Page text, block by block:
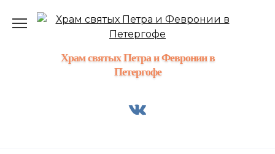
Храм святых Петра и Февронии в
Петергофе